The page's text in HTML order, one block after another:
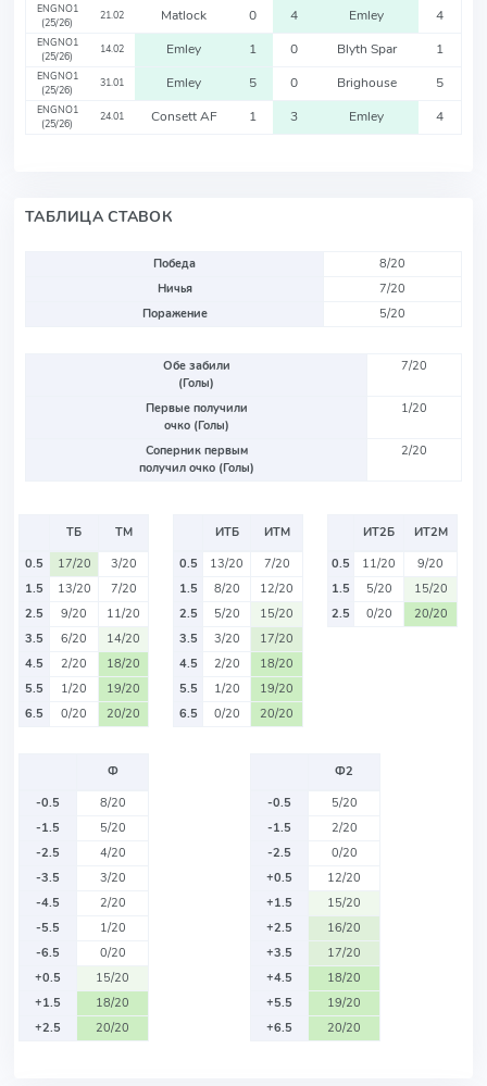
ENGNO1
(25/26)
21.02 Matlock 0 4 Emley 4
ENGNO1
(25/26)
14.02 Emley 1 0 Blyth Spar 1
ENGNO1
(25/26)
31.01 Emley 5 0 Brighouse 5
ENGNO1
(25/26)
24.01 Consett AF 1 3 Emley 4
ТАБЛИЦА СТАВОК
Победа
8/20
Ничья
7/20
Поражение
5/20
Обе забили
(Голы)
7/20
Первые получили
очко (Голы)
1/20
Соперник первым
получил очко (Голы)
2/20
ТБ
ТМ
0.5
17/20
3/20
1.5
13/20
7/20
2.5
9/20
11/20
3.5
6/20
14/20
4.5
2/20
18/20
5.5
1/20
19/20
6.5
0/20 20/20
ИТБ
ИТМ
0.5
13/20
7/20
1.5
8/20
12/20
2.5
5/20
15/20
3.5
3/20
17/20
4.5
2/20
18/20
5.5
1/20
19/20
6.5
0/20 20/20
ИТ2Б
ИТ2М
0.5
11/20
9/20
1.5
5/20
15/20
2.5
0/20 20/20
Ф
-0.5
8/20
-1.5
5/20
-2.5
4/20
-3.5
3/20
-4.5
2/20
-5.5
1/20
-6.5
0/20
+0.5
15/20
+1.5
18/20
+2.5
20/20
Ф2
-0.5
5/20
-1.5
2/20
-2.5
0/20
+0.5
12/20
+1.5
15/20
+2.5
16/20
+3.5
17/20
+4.5
18/20
+5.5
19/20
+6.5
20/20